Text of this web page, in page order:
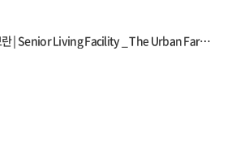
[실내건축졸업설계(1)] 방보란 | Senior Living Facility _ The Urban Farmhouse For Senior Life